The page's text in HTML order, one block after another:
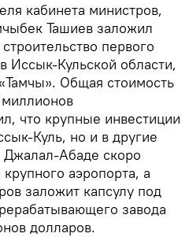
кабинета министров,
Ташиев заложил
первого
Иссык-Кульской области,
Общая стоимость
миллионов
что крупные инвестиции
Куль, но и в другие
Джалал-Абаде скоро
крупного аэропорта, а
заложит капсулу под
завода
долларов.